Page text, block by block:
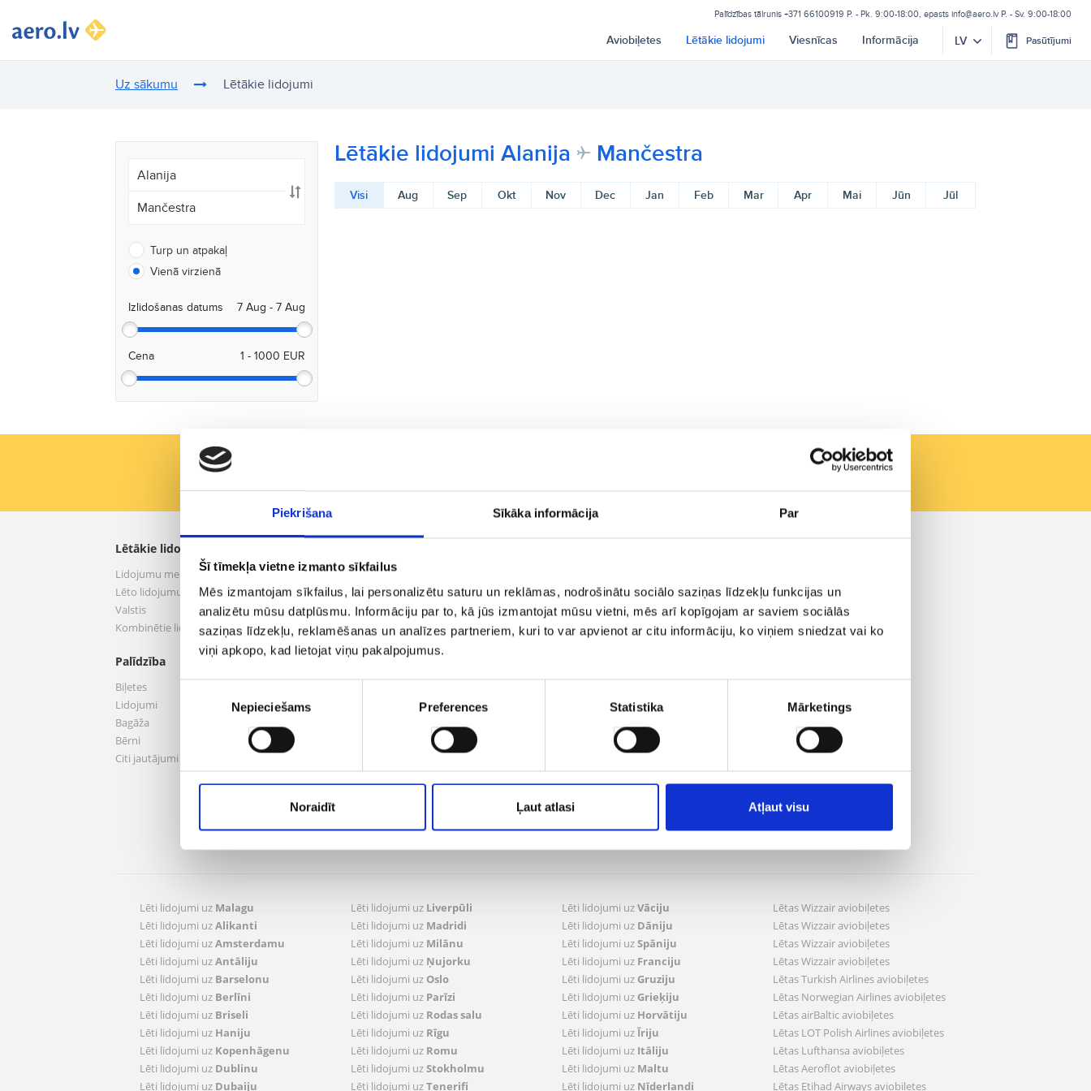
Piekrišana Sīkāka informācija Par
Šī tīmekļa vietne izmanto sīkfailus
Mēs izmantojam sīkfailus, lai personalizētu saturu un reklāmas, nodrošinātu sociālo saziņas līdzekļu funkcijas un
analizētu mūsu datplūsmu. Informāciju par to, kā jūs izmantojat mūsu vietni, mēs arī kopīgojam ar saviem sociālās
saziņas līdzekļu, reklamēšanas un analīzes partneriem, kuri to var apvienot ar citu informāciju, ko viņiem sniedzat vai ko
viņi apkopo, kad lietojat viņu pakalpojumus.
Nepieciešams Preferences Statistika Mārketings
Noraidīt Ļaut atlasi Atļaut visu
Palīdzības tālrunis +371 66100919 P. - Pk. 9:00-18:00, epasts info@aero.lv P. - Sv. 9:00-18:00
Aviobiļetes Lētākie lidojumi Viesnīcas Informācija LV Pasūtījumi
Uz sākumu Lētākie lidojumi
Turp un atpakaļ
Vienā virzienā
Izlidošanas datums
Cena
Lētākie lidojumi Alanija Mančestra
Visi Aug Sep Okt Nov Dec Jan Feb Mar Apr Mai Jūn Jūl
Pirmie saņemiet labākos lētu lidojumu aero.lv piedāvājumus!
Lētākie lidojumi
Lidojumu meklēšana
Lēto lidojumu piedāvājumi
Valstis
Kombinētie lidojumi
Palīdzība
Biļetes
Lidojumi
Bagāža
Bērni
Citi jautājumi
Par mums
Nosacījumi un noteikumi
Privātuma politika
Pakalpojumu
Informācija
Viesnīcas
Internets ārzemēs
Logotipi un kontakti presei
Kandidātu privātuma politika
Mani pasūtījumi
Pārvaldīt pasūtījumus
Reģistrācija lidojumam
Sekojiet mums
info@aero.lv
+371 66100919
Zvani tiek pieņemti:
valodās:
Lēti lidojumi uz Malagu
Lēti lidojumi uzAlikanti
Lēti lidojumi uzAmsterdamu
Lēti lidojumi uzAntāliju
Lēti lidojumi uz Barselonu
Lēti lidojumi uz Berlīni
Lēti lidojumi uz Briseli
Lēti lidojumi uz Haniju
Lēti lidojumi uz Kopenhāgenu
Lēti lidojumi uz Dublinu
Lēti lidojumi uz Dubaiju
Lēti lidojumi uz Liverpūli
Lēti lidojumi uz Madridi
Lēti lidojumi uz Milānu
Lēti lidojumi uz Ņujorku
Lēti lidojumi uz Oslo
Lēti lidojumi uz Parīzi
Lēti lidojumi uz Rodas salu
Lēti lidojumi uz Rīgu
Lēti lidojumi uz Romu
Lēti lidojumi uzStokholmu
Lēti lidojumi uzTenerifi
Lēti lidojumi uzVāciju
Lēti lidojumi uz Dāniju
Lēti lidojumi uzSpāniju
Lēti lidojumi uz Franciju
Lēti lidojumi uz Gruziju
Lēti lidojumi uz Grieķiju
Lēti lidojumi uz Horvātiju
Lēti lidojumi uzĪriju
Lēti lidojumi uz Itāliju
Lēti lidojumi uz Maltu
Lēti lidojumi uz Nīderlandi
Lētas Wizzair aviobiļetes
Lētas Wizzair aviobiļetes
Lētas Wizzair aviobiļetes
Lētas Wizzair aviobiļetes
Lētas Turkish Airlines aviobiļetes
Lētas Norwegian Airlines aviobiļetes
Lētas airBaltic aviobiļetes
Lētas LOT Polish Airlines aviobiļetes
Lētas Lufthansa aviobiļetes
Lētas Aeroflot aviobiļetes
Lētas Etihad Airways aviobiļetes